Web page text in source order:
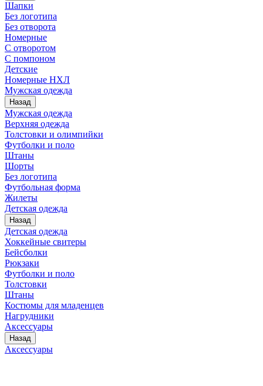
Шапки
Без логотипа
Без отворота
Номерные
С отворотом
С помпоном
Детские
Номерные НХЛ
Мужская одежда
Назад
Мужская одежда
Верхняя одежда
Толстовки и олимпийки
Футболки и поло
Штаны
Шорты
Без логотипа
Футбольная форма
Жилеты
Детская одежда
Назад
Детская одежда
Хоккейные свитеры
Бейсболки
Рюкзаки
Футболки и поло
Толстовки
Штаны
Костюмы для младенцев
Нагрудники
Аксессуары
Назад
Аксессуары